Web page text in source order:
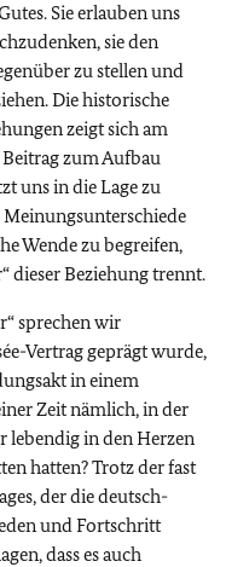
Sie erlauben uns
sie den
zu stellen und
Die historische
zeigt sich am
zum Aufbau
uns in die Lage zu
Meinungsunterschiede
Wende zu begreifen,
dieser Beziehung trennt.
sprechen wir
Vertrag geprägt wurde,
in einem
Zeit nämlich, in der
lebendig in den Herzen
hatten? Trotz der fast
der die deutsch-
und Fortschritt
dass es auch